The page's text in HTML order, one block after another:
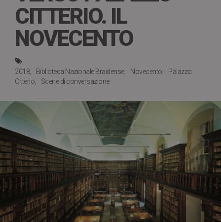
CITTERIO. IL
NOVECENTO
2018 Biblioteca Nazionale Braidense Novecento
Palazzo
Citterio
Scene di conversazione